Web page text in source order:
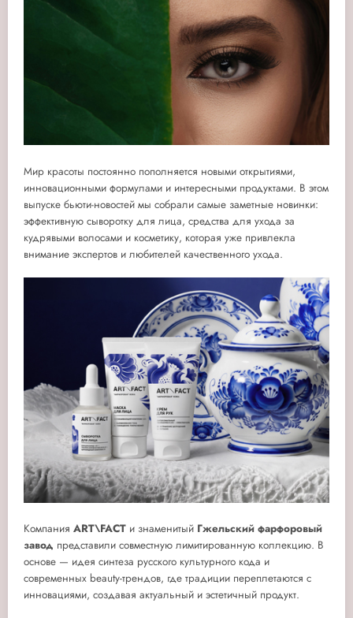
Мир красоты постоянно пополняется новыми открытиями,
инновационными формулами и интересными продуктами. В этом
выпуске бьюти-новостей мы собрали самые заметные новинки:
эффективную сыворотку для лица, средства для ухода за
кудрявыми волосами и косметику, которая уже привлекла
внимание экспертов и любителей качественного ухода.
Компания ART\FACT и знаменитый Гжельский фарфоровый
завод представили совместную лимитированную коллекцию. В
основе — идея синтеза русского культурного кода и
современных beauty-трендов, где традиции переплетаются с
инновациями, создавая актуальный и эстетичный продукт.